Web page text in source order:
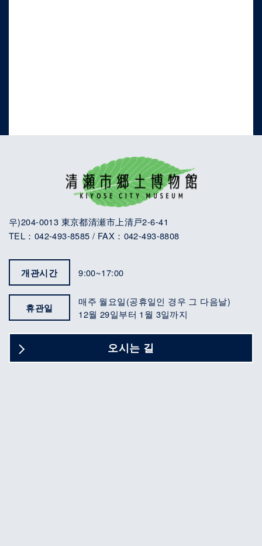
우)204-0013 東京都清瀬市上清戸2-6-41
TEL：042-493-8585 / FAX：042-493-8808
개관시간 9:00~17:00
휴관일
매주 월요일(공휴일인 경우 그 다음날)
12월 29일부터 1월 3일까지
오시는 길